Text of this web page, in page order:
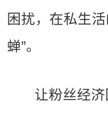
困扰，在私生
蝉”。
让粉丝经